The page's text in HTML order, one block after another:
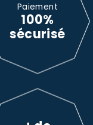
Paiement
100%
sécurisé